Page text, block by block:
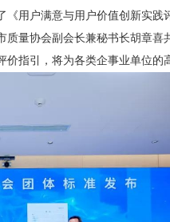
用户满意与用户价值创新实践
量协会副会长兼秘书长胡章喜
指引，将为各类企事业单位的